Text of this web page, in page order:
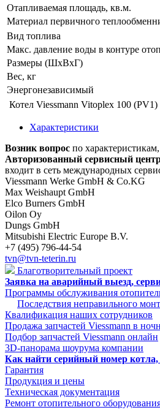
Отапливаемая площадь, кв.м.
Материал первичного
Вид топлива
Макс. давление воды в контуре
Размеры (ШхВхГ)
Вес, кг
Энергонезависимый
Котел Viessmann Vitoplex 100
Характеристики
Возник вопрос по
Авторизованный сервисный
входит в сеть международных
Viessmann Werke GmbH & Co.KG
Max Weishaupt GmbH
Elco Burners GmbH
Oilon Oy
Dungs GmbH
Mitsubishi Electric Europe B.V.
+7 (495) 796-44-54
tvn@tvn-teterin.ru
Благотворительный проект
Заявка на аварийный выезд,
Программы обслуживания
Последствия неправильного
Квалификация наших сотрудников
Продажа запчастей Viessmann в
Подбор запчастей Viessmann онлайн
3D-панорама шоурума компании
Как найти серийный номер котла,
Гарантия
Продукция и цены
Техническая документация
Ремонт отопительного